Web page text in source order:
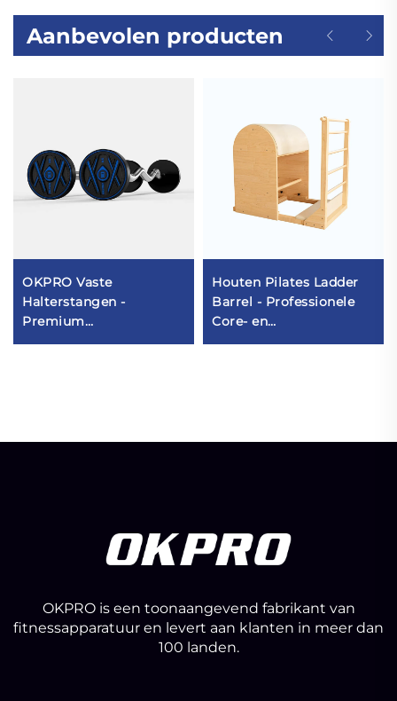
Aanbevolen producten
OKPRO Vaste
Halterstangen -
Premium
Krachtmateriaal voor
Houten Pilates Ladder
Barrel - Professionele
Core- en
Flexibiliteitstraining
OKPRO is een toonaangevend fabrikant van
fitnessapparatuur en levert aan klanten in meer dan
100 landen.